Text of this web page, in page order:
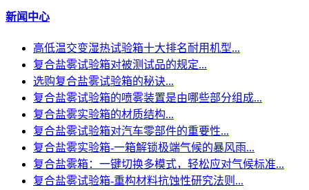
新闻中心
高低温交变湿热试验箱十大排名耐用机型...
复合盐雾试验箱对被测试品的规定...
选购复合盐雾试验箱的秘诀...
复合盐雾试验箱的喷雾装置是由哪些部分组成...
复合盐雾实验箱的材质结构...
复合盐雾试验箱对汽车零部件的重要性...
复合盐雾实验箱-一箱解锁极端气候的暴风雨...
复合盐雾箱：一键切换多模式，轻松应对气候标准...
复合盐雾试验箱-重构材料抗蚀性研究法则...